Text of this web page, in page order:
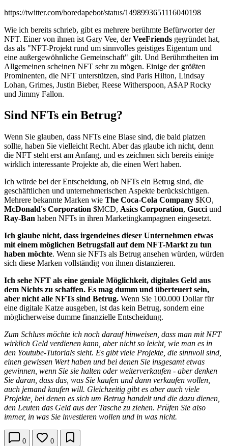
https://twitter.com/boredapebot/status/1498993651116040198
Wie ich bereits schrieb, gibt es mehrere berühmte Befürworter der
NFT. Einer von ihnen ist Gary Vee, derVeeFriends gegründet hat,
das als "NFT-Projekt rund um sinnvolles geistiges Eigentum und
eine außergewöhnliche Gemeinschaft" gilt. Und Berühmtheiten im
Allgemeinen scheinen NFT sehr zu mögen. Einige der größten
Prominenten, die NFT unterstützen, sind Paris Hilton, Lindsay
Lohan, Grimes, Justin Bieber, Reese Witherspoon, A$AP Rocky
und Jimmy Fallon.
Sind NFTs ein Betrug?
Wenn Sie glauben, dass NFTs eine Blase sind, die bald platzen
sollte, haben Sie vielleicht Recht. Aber das glaube ich nicht, denn
die NFT steht erst am Anfang, und es zeichnen sich bereits einige
wirklich interessante Projekte ab, die einen Wert haben.
Ich würde bei der Entscheidung, ob NFTs ein Betrug sind, die
geschäftlichen und unternehmerischen Aspekte berücksichtigen.
Mehrere bekannte Marken wie The Coca-Cola Company $KO,
McDonald's Corporation $MCD, Asics Corporation, Gucci und
Ray-Ban haben NFTs in ihren Marketingkampagnen eingesetzt.
Ich glaube nicht, dass irgendeines dieser Unternehmen etwas
mit einem möglichen Betrugsfall auf dem NFT-Markt zu tun
haben möchte. Wenn sie NFTs als Betrug ansehen würden, würden
sich diese Marken vollständig von ihnen distanzieren.
Ich sehe NFT als eine geniale Möglichkeit, digitales Geld aus
dem Nichts zu schaffen. Es mag dumm und überteuert sein,
aber nicht alle NFTs sind Betrug. Wenn Sie 100.000 Dollar für
eine digitale Katze ausgeben, ist das kein Betrug, sondern eine
möglicherweise dumme finanzielle Entscheidung.
Zum Schluss möchte ich noch darauf hinweisen, dass man mit NFT
wirklich Geld verdienen kann, aber nicht so leicht, wie man es in
den Youtube-Tutorials sieht. Es gibt viele Projekte, die sinnvoll sind,
einen gewissen Wert haben und bei denen Sie insgesamt etwas
gewinnen, wenn Sie sie halten oder weiterverkaufen - aber denken
Sie daran, dass das, was Sie kaufen und dann verkaufen wollen,
auch jemand kaufen will. Gleichzeitig gibt es aber auch viele
Projekte, bei denen es sich um Betrug handelt und die dazu dienen,
den Leuten das Geld aus der Tasche zu ziehen. Prüfen Sie also
immer, in was Sie investieren wollen und in was nicht.
0 0